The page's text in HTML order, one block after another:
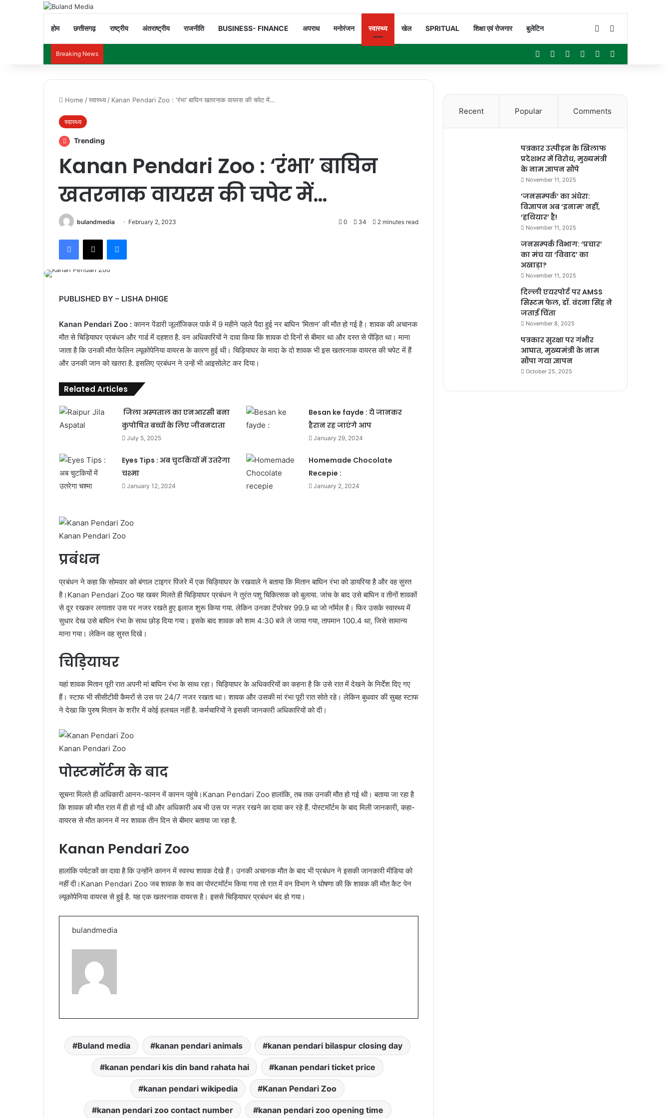
होम छत्तीसगढ़ राष्ट्रीय अंतराष्ट्रीय राजनीति BUSINESS- FINANCE अपराध मनोरंजन स्वास्थ्य खेल SPRITUAL शिक्षा एवं रोजगार बुलेटिन Switch skin
Breaking News Facebook YouTubeInstagramWhatsApp
Home /स्वास्थ्य / Kanan Pendari Zoo : ‘रंभा’ बाघिन खतरनाक वायरस की चपेट में…
स्वास्थ्य
Trending
Kanan Pendari Zoo : ‘रंभा’ बाघिन
खतरनाक वायरस की चपेट में…
bulandmedia February 2, 2023 0 34 2 minutes read
Facebook
X Messenger
PUBLISHED BY – LISHA DHIGE
Kanan Pendari Zoo :कानन पेंडारी जूलॉजिकल पार्क में 9 महीने पहले पैदा हुई नर बाघिन ‘मितान’ की मौत हो गई है। शावक की अचानक
मौत से चिड़ियाघर प्रबंधन और गार्ड में दहशत है. वन अधिकारियों ने दावा किया कि शावक दो दिनों से बीमार था और दस्त से पीड़ित था। माना
जाता है कि उनकी मौत फेलिन ल्यूकोपेनिया वायरस के कारण हुई थी। चिड़ियाघर के मादा के दो शावक भी इस खतरनाक वायरस की चपेट में हैं
और उनकी जान को खतरा है. इसलिए प्रबंधन ने उन्हें भी आइसोलेट कर दिया।
Related Articles
जिला अस्पताल का एनआरसी बना
कुपोषित बच्चों के लिए जीवनदाता
July 5, 2025
Besan ke fayde : ये जानकर
हैरान रह जाएंगे आप
January 29, 2024
Eyes Tips : अब चुटकियों में उतरेगा
चश्मा
January 12, 2024
Homemade Chocolate
Recepie :
January 2, 2024
Kanan Pendari Zoo
प्रबंधन
प्रबंधन ने कहा कि सोमवार को बंगाल टाइगर पिंजरे में एक चिड़ियाघर के रखवाले ने बताया कि मितान बाघिन रंभा को डायरिया है और वह सुस्त
है।Kanan Pendari Zoo यह खबर मिलते ही चिड़ियाघर प्रबंधन ने तुरंत पशु चिकित्सक को बुलाया. जांच के बाद उसे बाघिन व तीनों शावकों
से दूर रखकर लगातार उस पर नजर रखते हुए इलाज शुरू किया गया. लेकिन उनका टेंपरेचर 99.9 था जो नॉर्मल है। फिर उसके स्वास्थ्य में
सुधार देख उसे बाघिन रंभा के साथ छोड़ दिया गया। इसके बाद शावक को शाम 4:30 बजे ले जाया गया, तापमान 100.4 था, जिसे सामान्य
माना गया। लेकिन वह सुस्त दिखे।
चिड़ियाघर
यहां शावक मितान पूरी रात अपनी मां बाघिन रंभा के साथ रहा। चिड़ियाघर के अधिकारियों का कहना है कि उसे रात में देखने के निर्देश दिए गए
हैं। स्टाफ भी सीसीटीवी कैमरों से उस पर 24/7 नजर रखता था। शावक और उसकी मां रंभा पूरी रात सोते रहे। लेकिन बुधवार की सुबह स्टाफ
ने देखा कि पुरुष मितान के शरीर में कोई हलचल नहीं है. कर्मचारियों ने इसकी जानकारी अधिकारियों को दी।
Kanan Pendari Zoo
पोस्टमॉर्टम के बाद
सूचना मिलते ही अधिकारी आनन-फानन में कानन पहुंचे।Kanan Pendari Zoo हालांकि, तब तक उनकी मौत हो गई थी। बताया जा रहा है
कि शावक की मौत रात में ही हो गई थी और अधिकारी अब भी उस पर नज़र रखने का दावा कर रहे हैं. पोस्टमॉर्टम के बाद मिली जानकारी, कहा-
वायरस से मौत कानन में नर शावक तीन दिन से बीमार बताया जा रहा है.
Kanan Pendari Zoo
हालांकि पर्यटकों का दावा है कि उन्होंने कानन में स्वस्थ शावक देखे हैं। उनकी अचानक मौत के बाद भी प्रबंधन ने इसकी जानकारी मीडिया को
नहीं दी।Kanan Pendari Zoo जब शावक के शव का पोस्टमॉर्टम किया गया तो रात में वन विभाग ने घोषणा की कि शावक की मौत कैट पेन
ल्यूकोपेनिया वायरस से हुई है. यह एक खतरनाक वायरस है। इससे चिड़ियाघर प्रबंधन बंद हो गया।
bulandmedia
Buland media kanan pendari animals kanan pendari bilaspur closing day
kanan pendari kis din band rahata hai kanan pendari ticket price
kanan pendari wikipedia Kanan Pendari Zoo
kanan pendari zoo contact number kanan pendari zoo opening time
Recent Popular Comments
पत्रकार उत्पीड़न के खिलाफ
प्रदेशभर में विरोध, मुख्यमंत्री
के नाम ज्ञापन सौंपे
November 11, 2025
‘जनसम्पर्क’ का अंधेरा:
विज्ञापन अब ‘इनाम’ नहीं,
‘हथियार’ है!
November 11, 2025
जनसम्पर्क विभाग: ‘प्रचार’
का मंच या ‘विवाद’ का
अखाड़ा?
November 11, 2025
दिल्ली एयरपोर्ट पर AMSS
सिस्टम फेल, डॉ. वंदना सिंह ने
जताई चिंता
November 8, 2025
पत्रकार सुरक्षा पर गंभीर
आघात, मुख्यमंत्री के नाम
सौंपा गया ज्ञापन
October 25, 2025